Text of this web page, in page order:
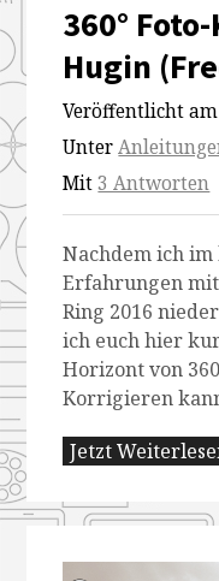
360°
Hugin
Veröffentlicht am
Unter
Mit3 Antworten
Nachdem ich
Erfahrungen mit
Ring 2016
ich euch hier
Horizont von
Korrigieren
Jetzt